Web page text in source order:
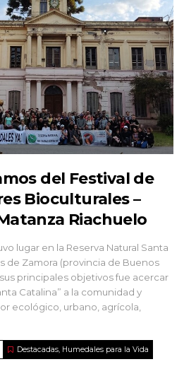
del Festival de
Bioculturales –
Riachuelo
lugar en la Reserva Natural Santa
de Zamora (provincia de Buenos
principales objetivos fue acercar
Catalina” a la comunidad y
ecológico, urbano, agrícola,
Destacadas Humedales para la Vida